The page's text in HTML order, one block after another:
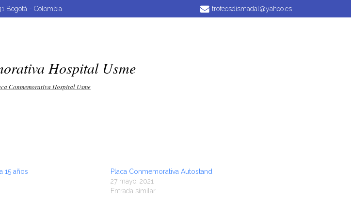
Bogotá - Colombia trofeosdismadal@yahoo.es
Hospital Usme
Conmemorativa Hospital Usme
15 años
Placa Conmemorativa Autostand
27 mayo, 2021
Entrada similar